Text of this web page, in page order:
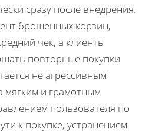
сразу после внедрения.
брошенных корзин,
чек, а клиенты
повторные покупки
не агрессивным
мягким и грамотным
пользователя по
к покупке, устранением